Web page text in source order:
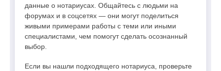
данные о нотариусах. Общайтесь с людьми на
форумах и в соцсетях — они могут поделиться
живыми примерами работы с теми или иными
специалистами, чем помогут сделать осознанный
выбор.
Если вы нашли подходящего нотариуса, проверьте